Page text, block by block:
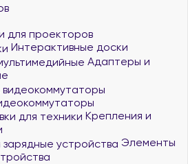
для проекторов
Интерактивные доски
Адаптеры и
Крепления и
Элементы